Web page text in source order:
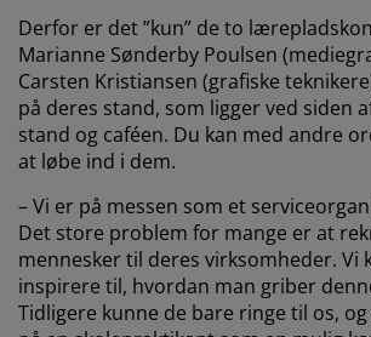
Derfor er det ”kun” de to
Marianne Sønderby Poulsen
Carsten Kristiansen (grafiske
på deres stand, som ligger ved siden
stand og caféen. Du kan med andre
at løbe ind i dem.
– Vi er på messen som et
Det store problem for mange er at
mennesker til deres virksomheder. Vi
inspirere til, hvordan man griber
Tidligere kunne de bare ringe til os,